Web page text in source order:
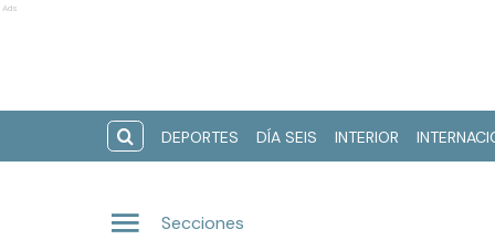
Ads
DEPORTES DÍA SEIS INTERIOR
Secciones